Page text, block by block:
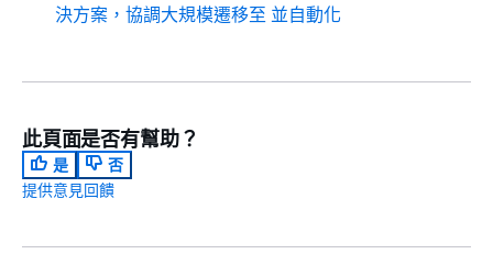
決方案，協調大規模遷移至 並自動化
此頁面是否有幫助？
是
否
提供意見回饋